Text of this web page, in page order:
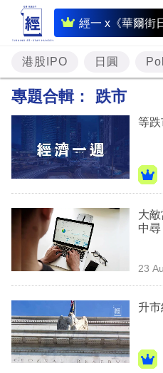
經一 x《華爾街
即
時
財
經
題
投
資
樓
市
理
業
科
港股IPO 日圓
專題合輯： 跌市
等
大
中
23
升